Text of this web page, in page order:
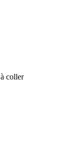
coller